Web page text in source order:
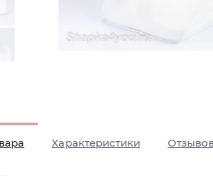
Характеристики